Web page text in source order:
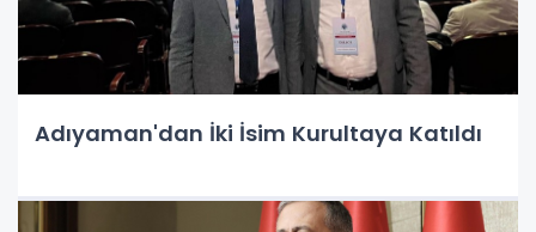
Adıyaman'dan İki İsim Kurultaya Katıldı